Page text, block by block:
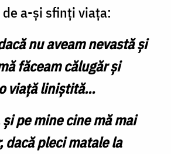
a-și sfinți viața:
nu aveam nevastă și
făceam călugăr și
viață liniștită…
pe mine cine mă mai
dacă pleci matale la